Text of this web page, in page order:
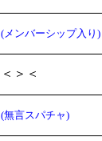
(メンバーシップ入り)
＜＞＜
(無言スパチャ)